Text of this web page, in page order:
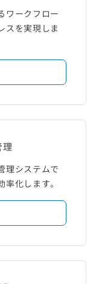
ワークフロー
スを実現しま
理システムで
化します。